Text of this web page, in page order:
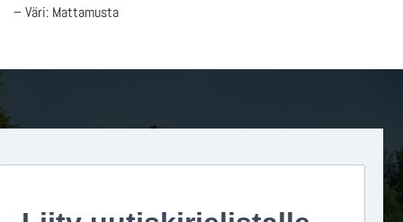
– Väri: Mattamusta